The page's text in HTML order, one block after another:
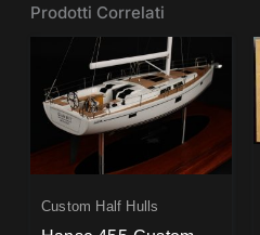
Prodotti Correlati
Custom Half Hulls